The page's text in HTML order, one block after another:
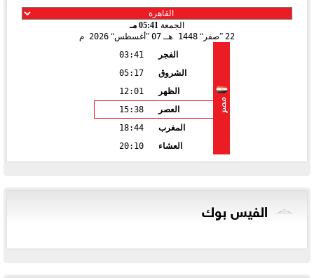
الجمعة 05:41 مـ
22 صفر 1448 هـ 07 أغسطس 2026 م
مصر
الفجر
03:41
الشروق
05:17
الظهر
12:01
العصر
15:38
المغرب
18:44
العشاء
20:10
الفيس بوك